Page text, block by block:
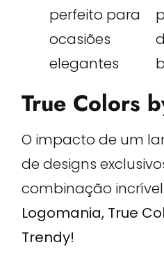
True Colors
O impacto de um
de designs
combinação incrível.
Logomania, True
Trendy!